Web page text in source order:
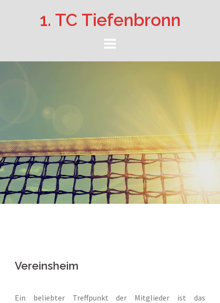
1. TC Tiefenbronn
Vereinsheim
Ein beliebter Treffpunkt der Mitglieder ist das